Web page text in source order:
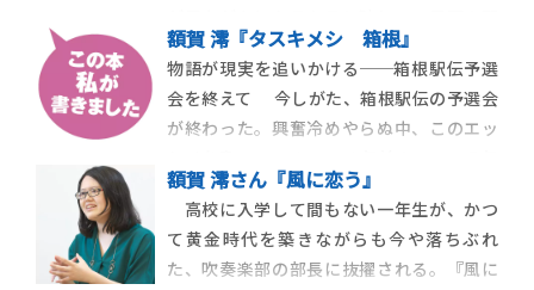
心事は部活動で、友人たちと見学やら情報
収集やらに余念がないようだ。たかが部
活、されど部活。学内ヒエラルキー（と親
の財布）に影響を及ぼし、その後の進路
[…]
額賀 澪『タスキメシ 箱根』
物語が現実を追いかける──箱根駅伝予選
会を終えて 今しがた、箱根駅伝の予選会
が終わった。興奮冷めやらぬ中、このエッ
秋。作家デビューしてまだ５ヶ月という頃
に、駅伝を題材にした『タスキメシ』を刊
行した。まさか４年後に続編を書くことに
なろうとは、当時全く考えていな […]
額賀 澪さん『風に恋う』
高校に入学して間もない一年生が、かつ
て黄金時代を築きながらも今や落ちぶれ
た、吹奏楽部の部長に抜擢される。『風に